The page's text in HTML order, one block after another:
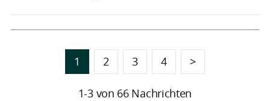
1 2 3 4 >
1-3 von 66 Nachrichten